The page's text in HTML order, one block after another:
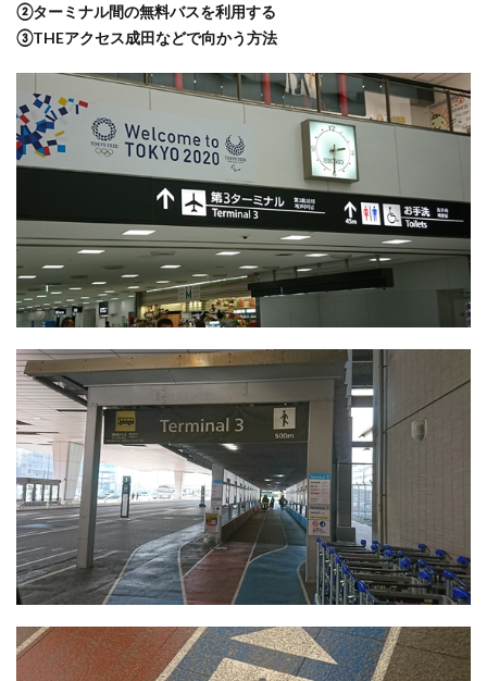
②ターミナル間の無料バスを利用する
③THEアクセス成田などで向かう方法